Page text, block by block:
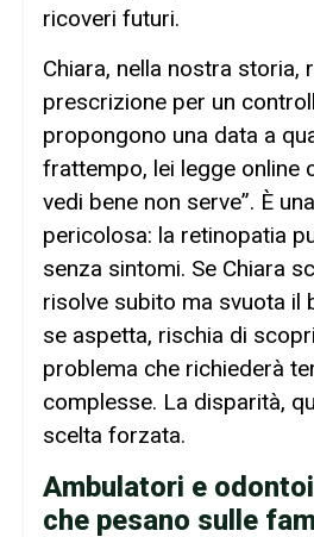
ricoveri futuri.
Chiara, nella nostra storia,
prescrizione per un
propongono una data a
frattempo, lei legge online
vedi bene non serve”. È
pericolosa: la retinopatia
senza sintomi. Se Chiara
risolve subito ma svuota il
se aspetta, rischia di
problema che richiederà
complesse. La disparità,
scelta forzata.
Ambulatori e
che pesano sulle